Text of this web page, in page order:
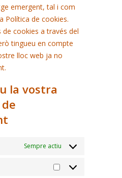
emergent, tal i com
Política de cookies.
de cookies a través del
tingueu en compte
lloc web ja no
la vostra
Sempre actiu
Preferencias